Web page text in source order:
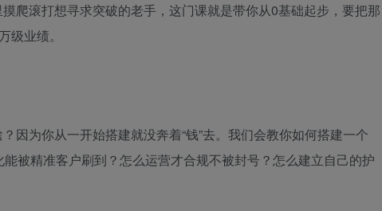
爬滚打想寻求突破的老手，这门课就是带你从0基础起步，要把那
级业绩。
因为你从一开始搭建就没奔着“钱”去。我们会教你如何搭建一个
能被精准客户刷到？怎么运营才合规不被封号？怎么建立自己的护